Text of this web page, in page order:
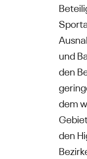
und
den
dem
den